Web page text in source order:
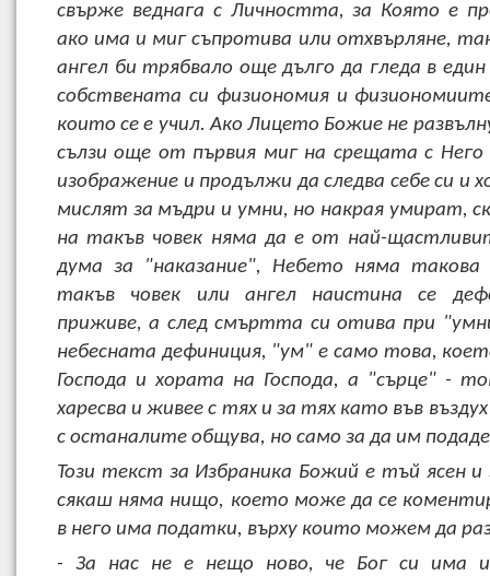
свърже веднага с Личността, за Която е
ако има и миг съпротива или отхвърляне,
ангел би трябвало още дълго да гледа в
собствената си физиономия и
които се е учил. Ако Лицето Божие не
сълзи още от първия миг на срещата с Него
изображение и продължи да следва себе си и
мислят за мъдри и умни, но накрая умират,
на такъв човек няма да е от най-
дума за "наказание", Небето няма такова
такъв човек или ангел наистина се
приживе, а след смъртта си отива при
небесната дефиниция, "ум" е само това,
Господа и хората на Господа, а "сърце" -
харесва и живее с тях и за тях като във
с останалите общува, но само за да им
Този текст за Избраника Божий е тъй ясен и
сякаш няма нищо, което може да се
в него има податки, върху които можем да
- За нас не е нещо ново, че Бог си има и